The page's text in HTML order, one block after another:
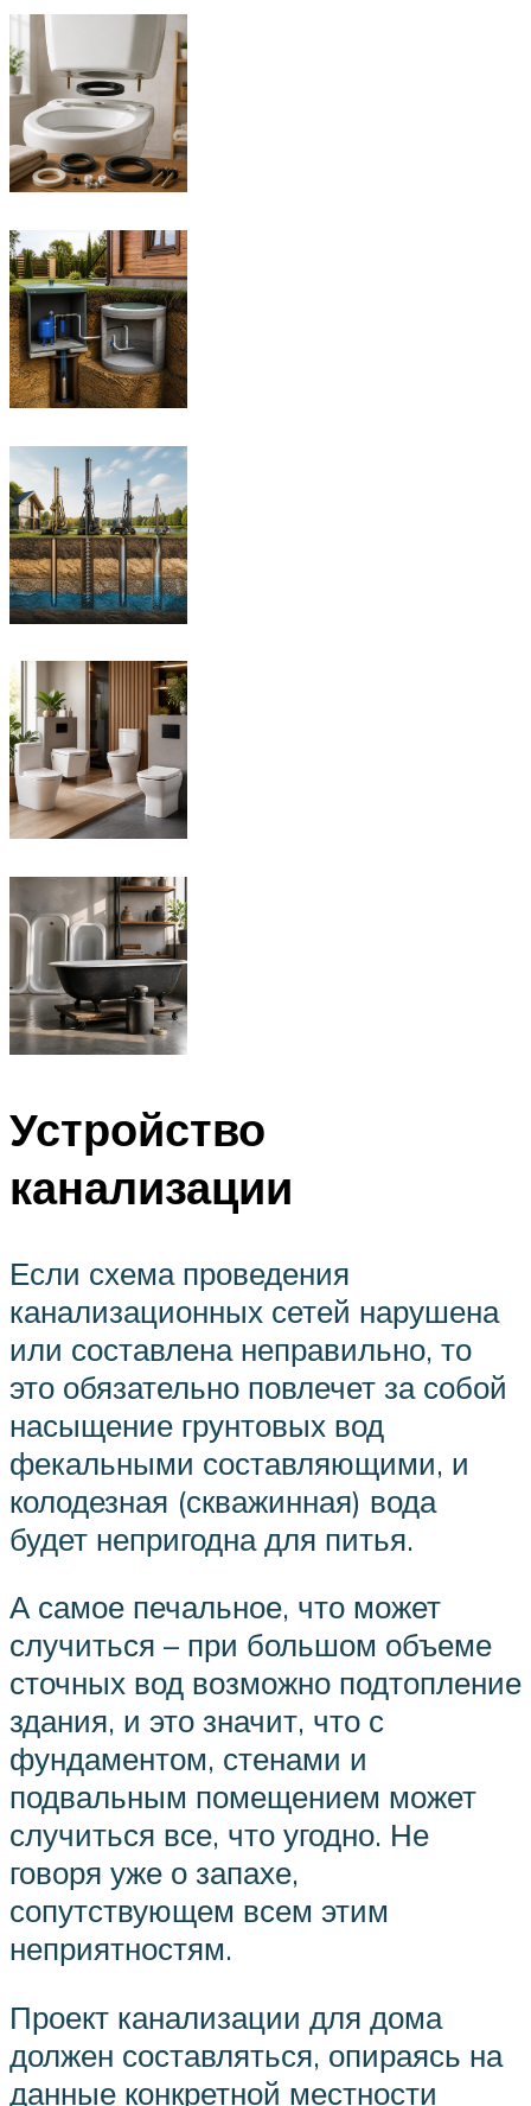
Устройство
канализации
Если схема проведения
канализационных сетей нарушена
или составлена неправильно, то
это обязательно повлечет за собой
насыщение грунтовых вод
фекальными составляющими, и
колодезная (скважинная) вода
будет непригодна для питья.
А самое печальное, что может
случиться – при большом объеме
сточных вод возможно подтопление
здания, и это значит, что с
фундаментом, стенами и
подвальным помещением может
случиться все, что угодно. Не
говоря уже о запахе,
сопутствующем всем этим
неприятностям.
Проект канализации для дома
должен составляться, опираясь на
данные конкретной местности